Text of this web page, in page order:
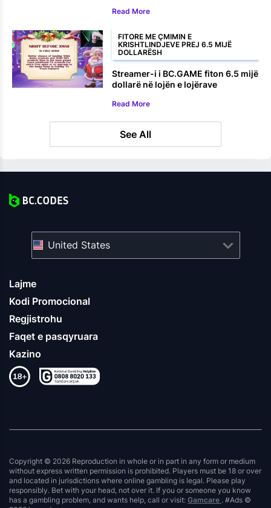
Read More
FITORE ME ÇMIMIN E
KRISHTLINDJEVE PREJ 6.5 MIJË
DOLLARËSH
Streamer-i i BC.GAME fiton 6.5 mijë
dollarë në lojën e lojërave
Read More
See All
Lajme
Kodi Promocional
Regjistrohu
Faqet e pasqyruara
Kazino
United States
Copyright © 2026 Reproduction in whole or in part in any form or medium
without express written permission is prohibited. Players must be 18 or over
and located in jurisdictions where online gambling is legal. Please play
responsibly. Bet with your head, not over it. If you or someone you know
has a gambling problem, and wants help, call or visit: Gamcare . #Ads ©